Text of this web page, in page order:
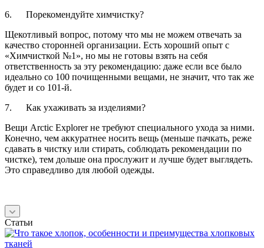
6. Порекомендуйте химчистку?
Щекотливый вопрос, потому что мы не можем отвечать за
качество сторонней организации. Есть хороший опыт с
«Химчисткой №1», но мы не готовы взять на себя
ответственность за эту рекомендацию: даже если все было
идеально со 100 почищенными вещами, не значит, что так же
будет и со 101-й.
7. Как ухаживать за изделиями?
Вещи Arctic Explorer не требуют специального ухода за ними.
Конечно, чем аккуратнее носить вещь (меньше пачкать, реже
сдавать в чистку или стирать, соблюдать рекомендации по
чистке), тем дольше она прослужит и лучше будет выглядеть.
Это справедливо для любой одежды.
Статьи